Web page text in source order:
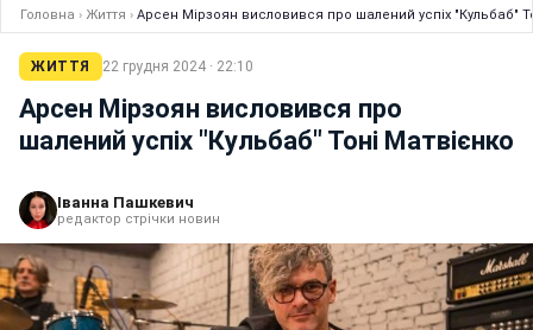
Головна › Життя › Арсен Мірзоян висловився про шалений успіх "Кульбаб"
ЖИТТЯ 22 грудня 2024 · 22:10
Арсен Мірзоян висловився про
шалений успіх "Кульбаб" Тоні Матвієнко
Іванна Пашкевич
редактор стрічки новин